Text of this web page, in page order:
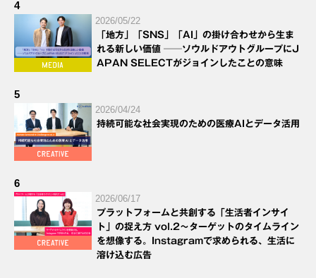
4
2026/05/22
「地方」「SNS」「AI」の掛け合わせから生ま
れる新しい価値 ──ソウルドアウトグループにJ
APAN SELECTがジョインしたことの意味
5
2026/04/24
持続可能な社会実現のための医療AIとデータ活用
6
2026/06/17
プラットフォームと共創する「生活者インサイ
ト」の捉え方 vol.2～ターゲットのタイムライン
を想像する。Instagramで求められる、生活に
溶け込む広告